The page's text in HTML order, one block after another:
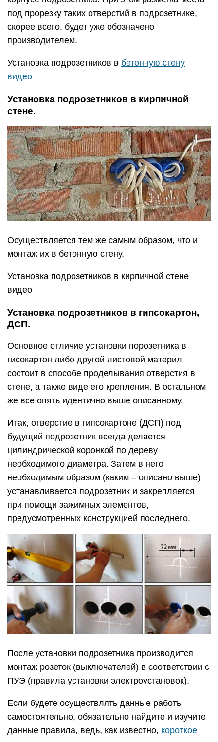
под прорезку таких отверстий в подрозетнике,
скорее всего, будет уже обозначено
производителем.
Установка подрозетников в бетонную стену
видео
Установка подрозетников в кирпичной
стене.
Осуществляется тем же самым образом, что и
монтаж их в бетонную стену.
Установка подрозетников в кирпичной стене
видео
Установка подрозетников в гипсокартон,
ДСП.
Основное отличие установки порозетника в
гисокартон либо другой листовой материл
состоит в способе проделывания отверстия в
стене, а также виде его крепления. В остальном
же все опять идентично выше описанному.
Итак, отверстие в гипсокартоне (ДСП) под
будущий подрозетник всегда делается
цилиндрической коронкой по дереву
необходимого диаметра. Затем в него
необходимым образом (каким – описано выше)
устанавливается подрозетник и закрепляется
при помощи зажимных элементов,
предусмотренных конструкцией последнего.
После установки подрозетника производится
монтаж розеток (выключателей) в соответствии с
ПУЭ (правила установки электроустановок).
Если будете осуществлять данные работы
самостоятельно, обязательно найдите и изучите
данные правила, ведь, как известно, короткое